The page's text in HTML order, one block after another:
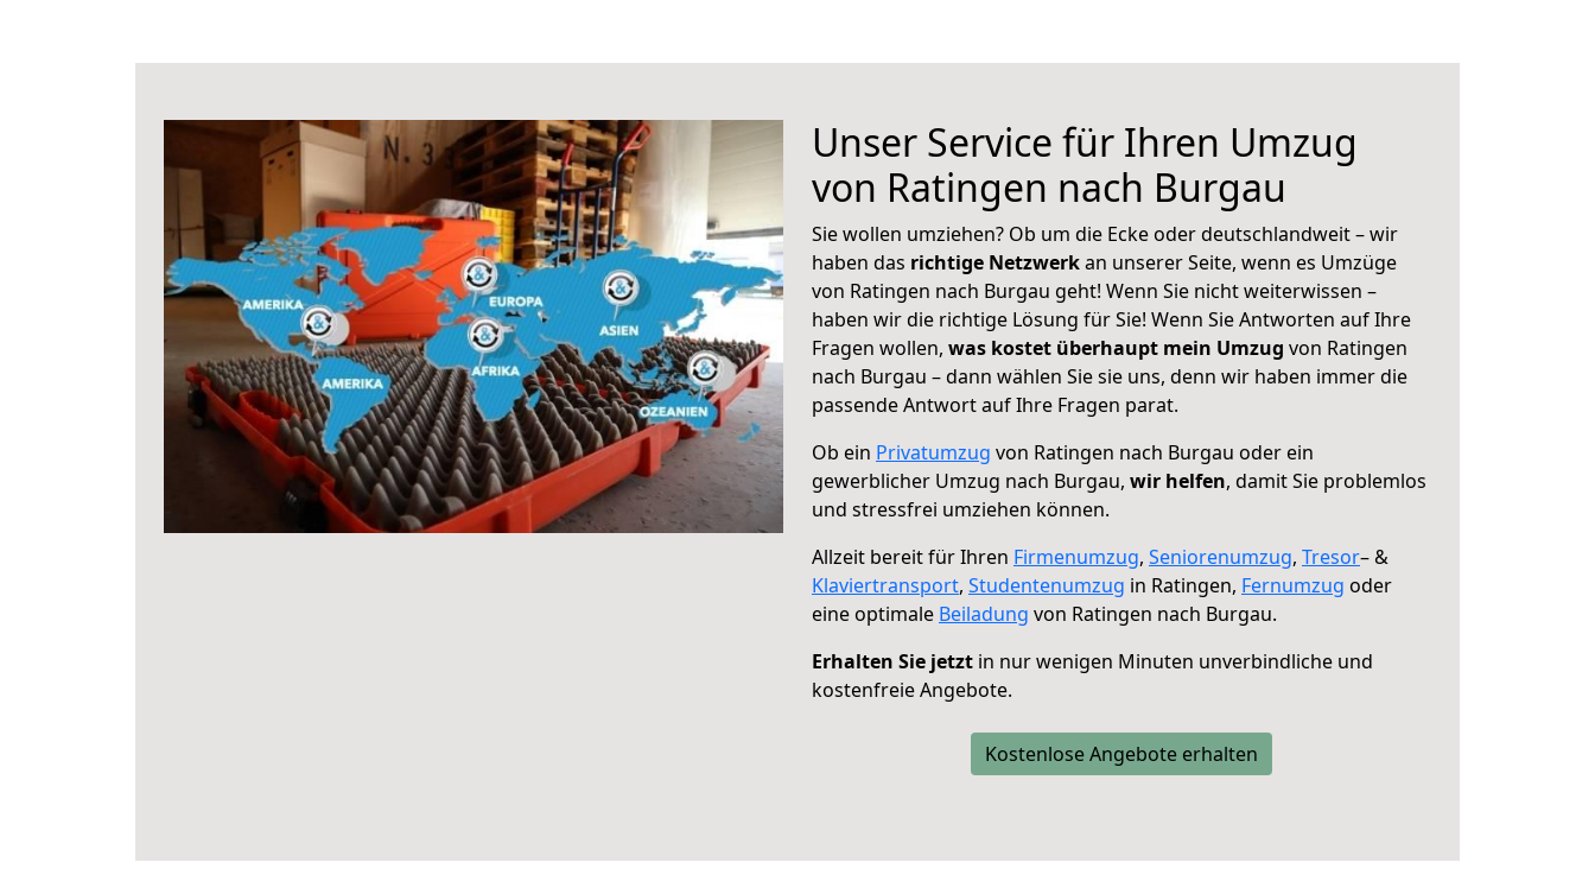
Unser Service für Ihren Umzug
von Ratingen nach Burgau
Sie wollen umziehen? Ob um die Ecke oder deutschlandweit – wir
haben das richtige Netzwerkan unserer Seite, wenn es Umzüge
von Ratingen nach Burgau geht! Wenn Sie nicht weiterwissen –
haben wir die richtige Lösung für Sie! Wenn Sie Antworten auf Ihre
Fragen wollen, was kostet überhaupt mein Umzug von Ratingen
nach Burgau – dann wählen Sie sie uns, denn wir haben immer die
passende Antwort auf Ihre Fragen parat.
Ob ein Privatumzug von Ratingen nach Burgau oder ein
gewerblicher Umzug nach Burgau, wir helfen, damit Sie problemlos
und stressfrei umziehen können.
Allzeit bereit für Ihren Firmenumzug, Seniorenumzug, Tresor– &
Klaviertransport, Studentenumzug in Ratingen, Fernumzug oder
eine optimale Beiladung von Ratingen nach Burgau.
Erhalten Sie jetzt in nur wenigen Minuten unverbindliche und
kostenfreie Angebote.
Kostenlose Angebote erhalten